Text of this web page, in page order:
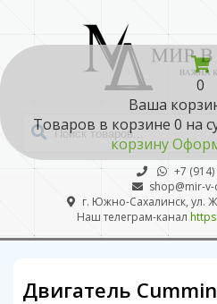
0
Ваша
Товаров в корзине 0 на
корзину
+7
shop@mir-
г. Южно-Сахалинск, ул.
Наш телеграм-канал
Двигатель